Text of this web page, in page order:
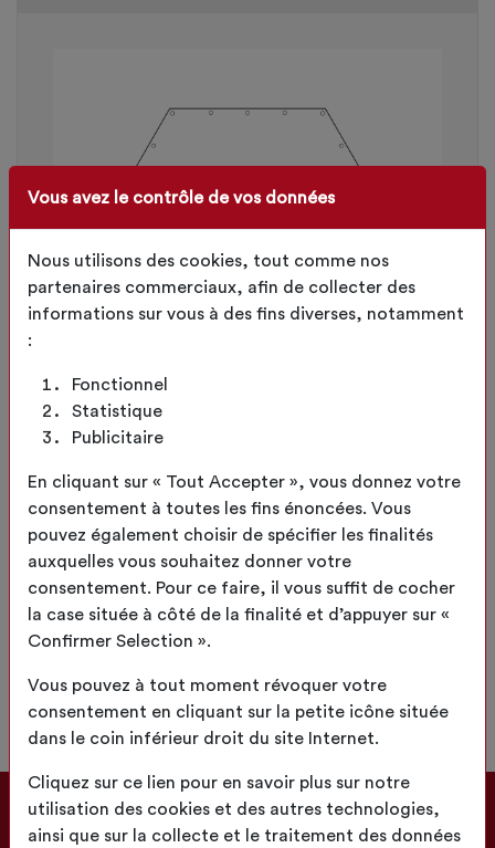
Vous avez le contrôle de vos données
Nous utilisons des cookies, tout comme nos
partenaires commerciaux, afin de collecter des
informations sur vous à des fins diverses, notamment
:
Fonctionnel
Statistique
Publicitaire
En cliquant sur « Tout Accepter », vous donnez votre
consentement à toutes les fins énoncées. Vous
pouvez également choisir de spécifier les finalités
auxquelles vous souhaitez donner votre
consentement. Pour ce faire, il vous suffit de cocher
la case située à côté de la finalité et d’appuyer sur «
Confirmer Selection ».
Vous pouvez à tout moment révoquer votre
consentement en cliquant sur la petite icône située
dans le coin inférieur droit du site Internet.
Cliquez sur ce lien pour en savoir plus sur notre
utilisation des cookies et des autres technologies,
ainsi que sur la collecte et le traitement des données
193.25
231.90
AJOUTER AU
PANIER
Avant d'ajouter cet article à votre